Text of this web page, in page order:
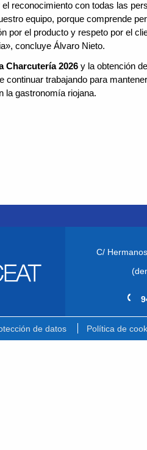
reconocimiento con todas las
equipo, porque comprende
por el producto y respeto por el
concluye Álvaro Nieto.
Charcutería 2026y la obtención
continuar trabajando para
la gastronomía riojana.
C/
de datos Política de